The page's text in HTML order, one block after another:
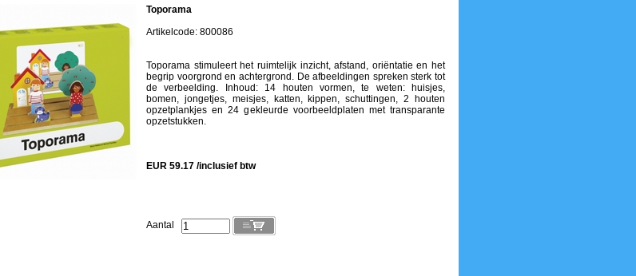
Toporama
Artikelcode: 800086
Toporama stimuleert het ruimtelijk inzicht, afstand, oriëntatie en het
begrip voorgrond en achtergrond. De afbeeldingen spreken sterk tot
de verbeelding. Inhoud: 14 houten vormen, te weten: huisjes,
bomen, jongetjes, meisjes, katten, kippen, schuttingen, 2 houten
opzetplankjes en 24 gekleurde voorbeeldplaten met transparante
opzetstukken.
EUR 59.17 /inclusief btw
Aantal